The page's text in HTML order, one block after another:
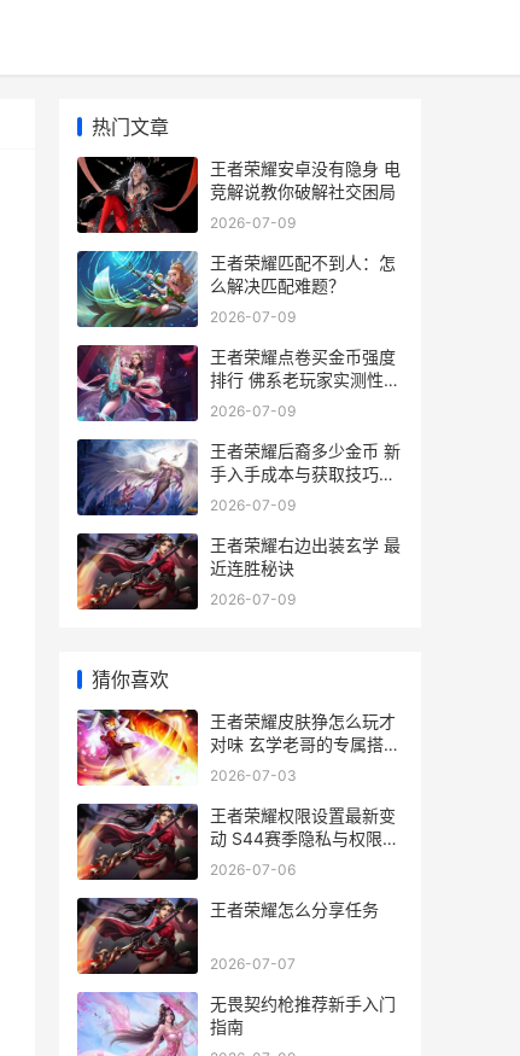
热门文章
王者荣耀安卓没有隐身 电
竞解说教你破解社交困局
2026-07-09
王者荣耀匹配不到人：怎
么解决匹配难题？
2026-07-09
王者荣耀点卷买金币强度
排行 佛系老玩家实测性价
比解析
2026-07-09
王者荣耀后裔多少金币 新
手入手成本与获取技巧全
解析
2026-07-09
王者荣耀右边出装玄学 最
近连胜秘诀
2026-07-09
猜你喜欢
王者荣耀皮肤狰怎么玩才
对味 玄学老哥的专属搭配
心得
2026-07-03
王者荣耀权限设置最新变
动 S44赛季隐私与权限全
调整解析
2026-07-06
王者荣耀怎么分享任务
2026-07-07
无畏契约枪推荐新手入门
指南